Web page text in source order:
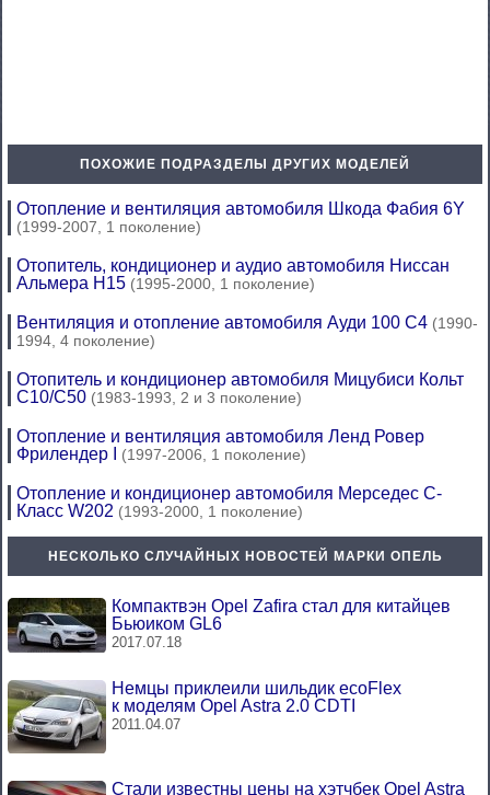
ПОХОЖИЕ ПОДРАЗДЕЛЫ ДРУГИХ МОДЕЛЕЙ
Отопление и вентиляция автомобиля Шкода Фабия 6Y
(1999-2007, 1 поколение)
Отопитель, кондиционер и аудио автомобиля Ниссан
Альмера Н15 (1995-2000, 1 поколение)
Вентиляция и отопление автомобиля Ауди 100 С4 (1990-
1994, 4 поколение)
Отопитель и кондиционер автомобиля Мицубиси Кольт
С10/С50 (1983-1993, 2 и 3 поколение)
Отопление и вентиляция автомобиля Ленд Ровер
Фрилендер I (1997-2006, 1 поколение)
Отопление и кондиционер автомобиля Мерседес C-
Класс W202 (1993-2000, 1 поколение)
НЕСКОЛЬКО СЛУЧАЙНЫХ НОВОСТЕЙ МАРКИ ОПЕЛЬ
Компактвэн Opel Zafira стал для китайцев
Бьюиком GL6
2017.07.18
Немцы приклеили шильдик ecoFlex
к моделям Opel Astra 2.0 CDTI
2011.04.07
Стали известны цены на хэтчбек Opel Astra